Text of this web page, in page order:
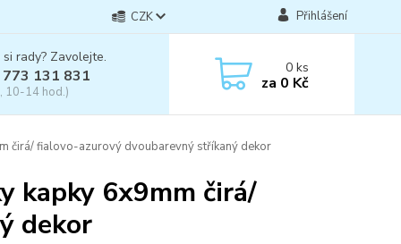
CZK Přihlášení
rady? Zavolejte.
131 831
10-14 hod.)
0ks
za 0 Kč
čirá/ fialovo-azurový dvoubarevný stříkaný dekor
kapky 6x9mm čirá/
dekor